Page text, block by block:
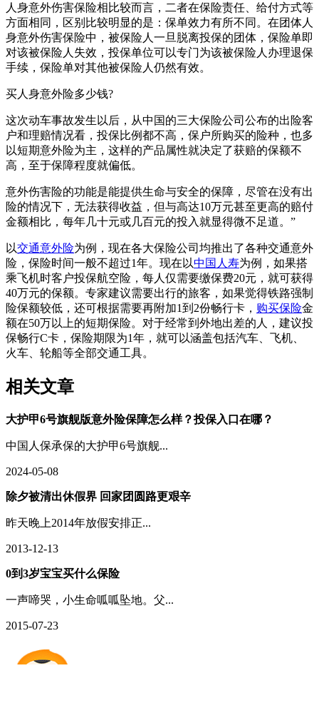
人身意外伤害保险相比较而言，二者在保险责任、给付方式等
方面相同，区别比较明显的是：保单效力有所不同。在团体人
身意外伤害保险中，被保险人一旦脱离投保的团体，保险单即
对该被保险人失效，投保单位可以专门为该被保险人办理退保
手续，保险单对其他被保险人仍然有效。
买人身意外险多少钱?
这次动车事故发生以后，从中国的三大保险公司公布的出险客
户和理赔情况看，投保比例都不高，保户所购买的险种，也多
以短期意外险为主，这样的产品属性就决定了获赔的保额不
高，至于保障程度就偏低。
意外伤害险的功能是能提供生命与安全的保障，尽管在没有出
险的情况下，无法获得收益，但与高达10万元甚至更高的赔付
金额相比，每年几十元或几百元的投入就显得微不足道。”
以交通意外险为例，现在各大保险公司均推出了各种交通意外
险，保险时间一般不超过1年。现在以中国人寿为例，如果搭
乘飞机时客户投保航空险，每人仅需要缴保费20元，就可获得
40万元的保额。专家建议需要出行的旅客，如果觉得铁路强制
险保额较低，还可根据需要再附加1到2份畅行卡， 购买保险金
额在50万以上的短期保险。对于经常到外地出差的人，建议投
保畅行C卡，保险期限为1年，就可以涵盖包括汽车、飞机、
火车、轮船等全部交通工具。
相关文章
大护甲6号旗舰版意外险保障怎么样？投保入口在哪？
中国人保承保的大护甲6号旗舰...
2024-05-08
除夕被清出休假界 回家团圆路更艰辛
昨天晚上2014年放假安排正...
2013-12-13
0到3岁宝宝买什么保险
一声啼哭，小生命呱呱坠地。父...
2015-07-23